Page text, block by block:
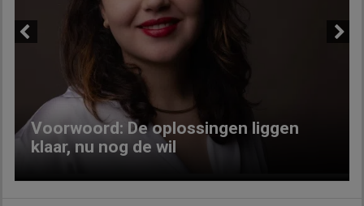
Voorwoord: De oplossingen liggen
klaar, nu nog de wil